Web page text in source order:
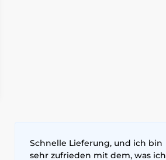
Schnelle Lieferung, und ich bin
sehr zufrieden mit dem, was ich